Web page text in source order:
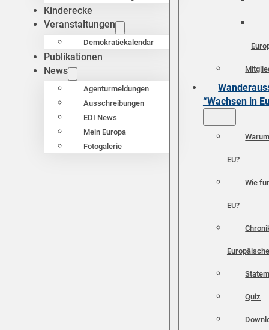
Kinderecke
Veranstaltungen
Demokratiekalendar
Publikationen
News
Agenturmeldungen
Ausschreibungen
EDI News
Mein Europa
Fotogalerie
“Wachsen in
EU?
Wie
EU?
Quiz